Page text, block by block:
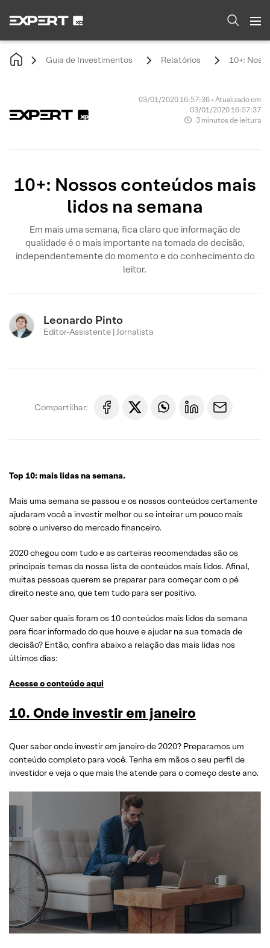
Guia de Investimentos Relatórios 10+:
03/01/2020 16:57:36 • Atualizado em
03/01/2020 16:57:37
3 minutos de leitura
10+: Nossos conteúdos mais
lidos na semana
Em mais uma semana, fica claro que informação de
qualidade é o mais importante na tomada de decisão,
independentemente do momento e do conhecimento do
leitor.
Leonardo Pinto
Editor-Assistente | Jornalista
Compartilhar:
Top 10: mais lidas na semana.
Mais uma semana se passou e os nossos conteúdos certamente
ajudaram você a investir melhor ou se inteirar um pouco mais
sobre o universo do mercado financeiro.
2020 chegou com tudo e as carteiras recomendadas são os
principais temas da nossa lista de conteúdos mais lidos. Afinal,
muitas pessoas querem se preparar para começar com o pé
direito neste ano, que tem tudo para ser positivo.
Quer saber quais foram os 10 conteúdos mais lidos da semana
para ficar informado do que houve e ajudar na sua tomada de
decisão? Então, confira abaixo a relação das mais lidas nos
últimos dias:
Acesse o conteúdo aqui
10. Onde investir em janeiro
Quer saber onde investir em janeiro de 2020? Preparamos um
conteúdo completo para você. Tenha em mãos o seu perfil de
investidor e veja o que mais lhe atende para o começo deste ano.